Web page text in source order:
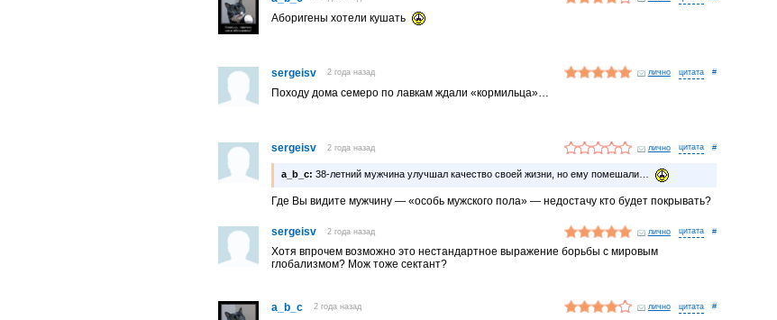
Аборигены хотели кушать
sergeisv 2 года назад лично #
Походу дома семеро по лавкам ждали «кормильца»…
sergeisv 2 года назад лично #
a_b_c: 38-летний мужчина улучшал качество своей жизни, но ему помешали…
Где Вы видите мужчину — «особь мужского пола» — недостачу кто будет покрывать?
sergeisv 2 года назад лично #
Хотя впрочем возможно это нестандартное выражение борьбы с мировым
глобализмом? Мож тоже сектант?
a_b_c 2 года назад лично #